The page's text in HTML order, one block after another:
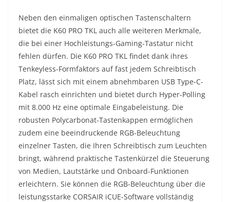
Neben den einmaligen optischen Tastenschaltern
bietet die K60 PRO TKL auch alle weiteren Merkmale,
die bei einer Hochleistungs-Gaming-Tastatur nicht
fehlen dürfen. Die K60 PRO TKL findet dank ihres
Tenkeyless-Formfaktors auf fast jedem Schreibtisch
Platz, lässt sich mit einem abnehmbaren USB Type-C-
Kabel rasch einrichten und bietet durch Hyper-Polling
mit 8.000 Hz eine optimale Eingabeleistung. Die
robusten Polycarbonat-Tastenkappen ermöglichen
zudem eine beeindruckende RGB-Beleuchtung
einzelner Tasten, die Ihren Schreibtisch zum Leuchten
bringt, während praktische Tastenkürzel die Steuerung
von Medien, Lautstärke und Onboard-Funktionen
erleichtern. Sie können die RGB-Beleuchtung über die
leistungsstarke CORSAIR iCUE-Software vollständig